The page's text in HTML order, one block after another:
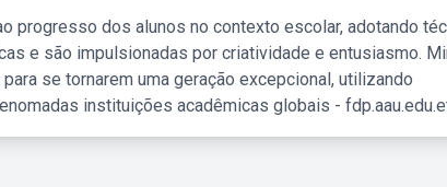
progresso dos alunos no contexto escolar, adotando
e são impulsionadas por criatividade e entusiasmo.
se tornarem uma geração excepcional, utilizando
instituições acadêmicas globais -